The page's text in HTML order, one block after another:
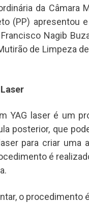
da Câmara
(PP) apresentou
Nagib
de Limpeza
YAG laser é um
posterior, que
para criar uma
é
o